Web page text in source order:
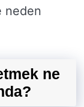
neden
ne